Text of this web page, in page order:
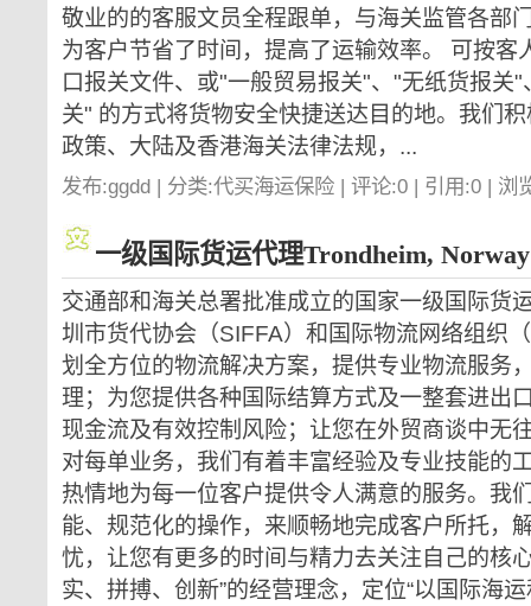
敬业的的客服文员全程跟单，与海关监管各部
为客户节省了时间，提高了运输效率。 可按客
口报关文件、或"一般贸易报关"、"无纸货报关
关" 的方式将货物安全快捷送达目的地。我们
政策、大陆及香港海关法律法规，...
发布:ggdd | 分类:代买海运保险 | 评论:0 | 引用:0 | 浏
一级国际货运代理Trondheim, Norway
交通部和海关总署批准成立的国家一级国际货
圳市货代协会（SIFFA）和国际物流网络组织
划全方位的物流解决方案，提供专业物流服务
理；为您提供各种国际结算方式及一整套进出
现金流及有效控制风险；让您在外贸商谈中无
对每单业务，我们有着丰富经验及专业技能的
热情地为每一位客户提供令人满意的服务。我
能、规范化的操作，来顺畅地完成客户所托，
忧，让您有更多的时间与精力去关注自己的核
实、拼搏、创新”的经营理念，定位“以国际海